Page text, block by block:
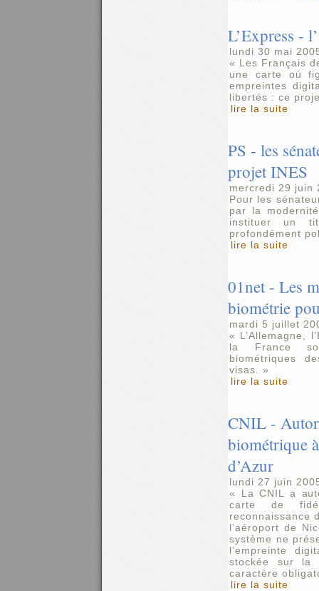
L’Express -
lundi 30 mai
« Les Français
une carte où
empreintes
libertés : ce
lire la suite
PS - les
projet INES
mercredi 29 juin
Pour les
par la
instituer un
profondément
lire la suite
01net - Les
biométrie
mardi 5 juillet
« L’Allemagne,
la France
biométriques
visas. »
lire la suite
CNIL -
biométrique
d’Azur
lundi 27 juin
« La CNIL a
carte de
reconnaissance
l’aéroport de
système ne
l’empreinte
stockée sur la
caractère
lire la suite